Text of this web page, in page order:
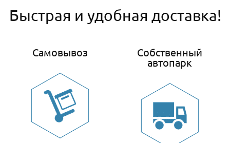
Быстрая и удобная доставка!
Самовывоз
Собственный
автопарк